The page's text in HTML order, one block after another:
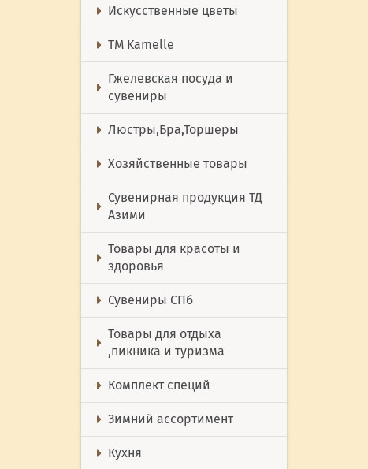
Искусственные цветы
ТМ Kamelle
Гжелевская посуда и
сувениры
Люстры,Бра,Торшеры
Хозяйственные товары
Сувенирная продукция ТД
Азими
Товары для красоты и
здоровья
Сувениры СПб
Товары для отдыха
,пикника и туризма
Комплект специй
Зимний ассортимент
Кухня